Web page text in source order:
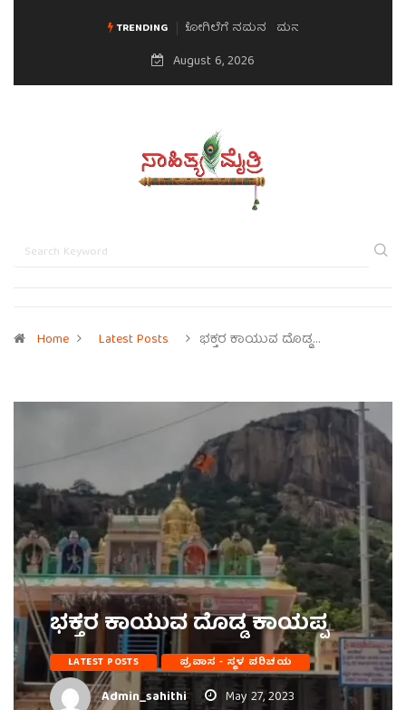
TRENDING ಮನಸಿನ ಸವಿಭಾವ
August 6, 2026
Home Latest Posts ಭಕ್ತರ ಕಾಯುವ ದೊಡ್ಡ…
ಭಕ್ತರ ಕಾಯುವ ದೊಡ್ಡ ಕಾಯಪ್ಪ
LATEST POSTS ಪ್ರವಾಸ - ಸ್ಥಳ ಪರಿಚಯ
Admin_sahithi
May 27, 2023